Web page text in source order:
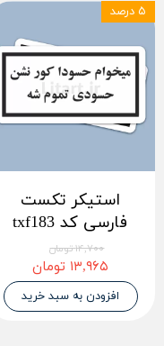
استیکر تکست
فارسی کد txf183
۱۴,۷۰۰ تومان
۱۳,۹۶۵ تومان
افزودن به سبد خرید
۵ درصد